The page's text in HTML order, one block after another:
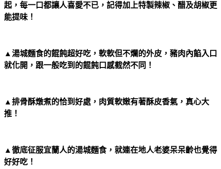
起，每一口都讓人喜愛不已，記得加上特製辣椒、醋及胡椒更
能提味！
▲湯城麵食的餛飩超好吃，軟軟但不爛的外皮，豬肉內餡入口
就化開，跟一般吃到的餛飩口感截然不同！
▲排骨酥燉煮的恰到好處，肉質軟嫩有著酥皮香氣，真心大
推！
▲徹底征服宜蘭人的湯城麵食，就連在地人老婆呆呆齡也覺得
好好吃！